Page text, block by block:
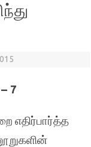
7
எதிர்பார்த்த